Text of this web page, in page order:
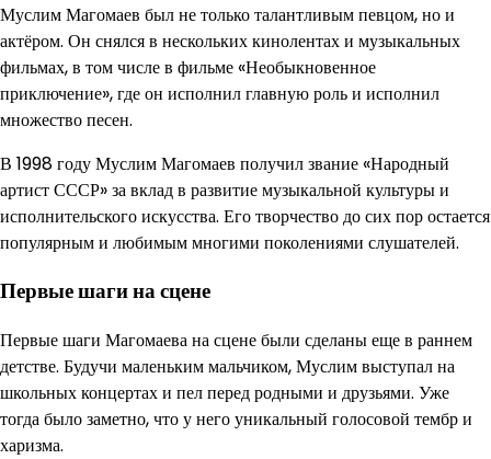
Муслим Магомаев был не только талантливым певцом, но и
актёром. Он снялся в нескольких кинолентах и музыкальных
фильмах, в том числе в фильме «Необыкновенное
приключение», где он исполнил главную роль и исполнил
множество песен.
В 1998 году Муслим Магомаев получил звание «Народный
артист СССР» за вклад в развитие музыкальной культуры и
исполнительского искусства. Его творчество до сих пор остается
популярным и любимым многими поколениями слушателей.
Первые шаги на сцене
Первые шаги Магомаева на сцене были сделаны еще в раннем
детстве. Будучи маленьким мальчиком, Муслим выступал на
школьных концертах и пел перед родными и друзьями. Уже
тогда было заметно, что у него уникальный голосовой тембр и
харизма.